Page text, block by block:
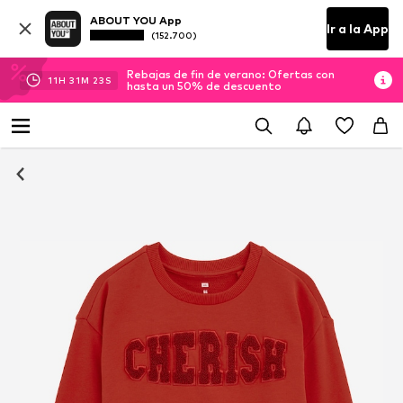
ABOUT YOU App
(152.700) Ir a la App
11H 31M 21 S
Rebajas de fin de verano: Ofertas con
hasta un 50% de descuento